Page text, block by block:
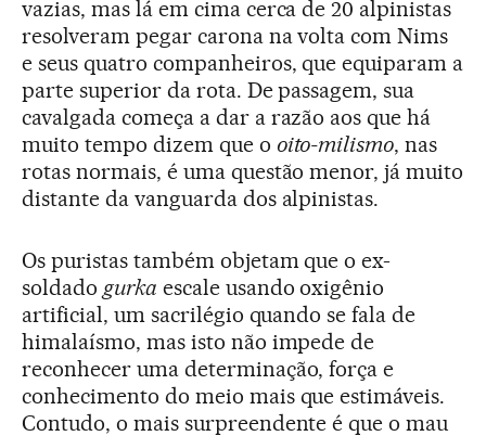
vazias, mas lá em cima cerca de 20 alpinistas
resolveram pegar carona na volta com Nims
e seus quatro companheiros, que equiparam a
parte superior da rota. De passagem, sua
cavalgada começa a dar a razão aos que há
muito tempo dizem que o oito-milismo, nas
rotas normais, é uma questão menor, já muito
distante da vanguarda dos alpinistas.
Os puristas também objetam que o ex-
soldado gurka escale usando oxigênio
artificial, um sacrilégio quando se fala de
himalaísmo, mas isto não impede de
reconhecer uma determinação, força e
conhecimento do meio mais que estimáveis.
Contudo, o mais surpreendente é que o mau